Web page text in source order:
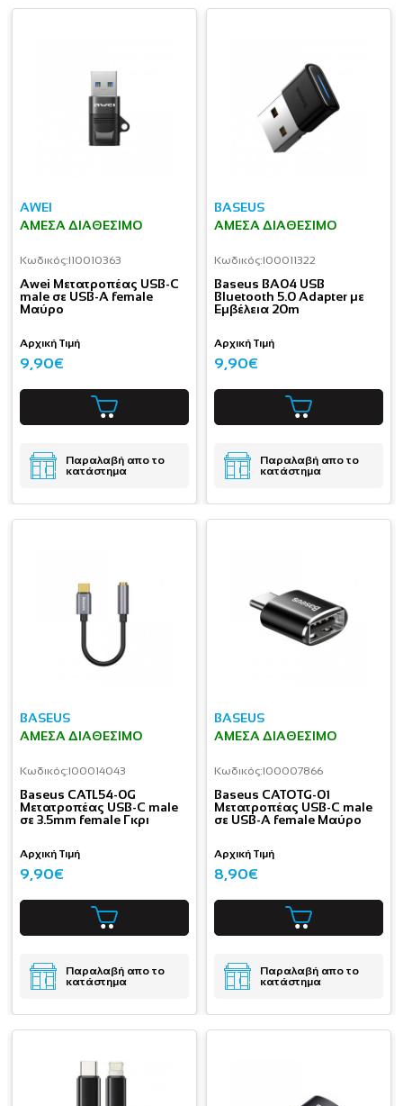
AWEI
ΆΜΕΣΑ ΔΙΑΘΈΣΙΜΟ
Κωδικός:I10010363
Awei Μετατροπέας USB-C
male σε USB-A female
Μαύρο
Αρχική Τιμή
9,90€
Παραλαβή απο το
κατάστημα
BASEUS
ΆΜΕΣΑ ΔΙΑΘΈΣΙΜΟ
Κωδικός:I00011322
Baseus BA04 USB
Bluetooth 5.0 Adapter με
Εμβέλεια 20m
Αρχική Τιμή
9,90€
Παραλαβή απο το
κατάστημα
BASEUS
ΆΜΕΣΑ ΔΙΑΘΈΣΙΜΟ
Κωδικός:I00014043
Baseus CATL54-0G
Μετατροπέας USB-C male
σε 3.5mm female Γκρι
Αρχική Τιμή
9,90€
Παραλαβή απο το
κατάστημα
BASEUS
ΆΜΕΣΑ ΔΙΑΘΈΣΙΜΟ
Κωδικός:I00007866
Baseus CATOTG-01
Μετατροπέας USB-C male
σε USB-A female Μαύρο
Αρχική Τιμή
8,90€
Παραλαβή απο το
κατάστημα